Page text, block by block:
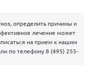
определить причины и
лечение может
на прием к нашим
по телефону8 (495) 255-